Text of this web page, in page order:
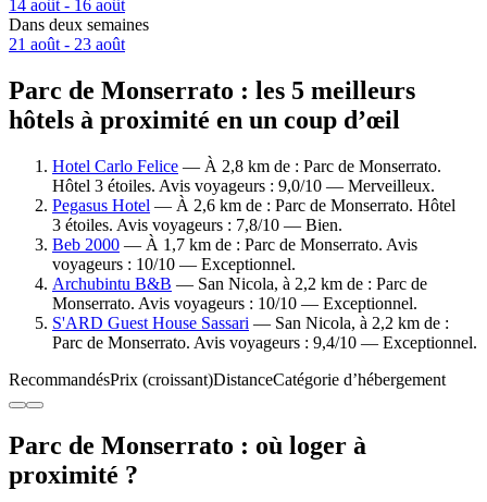
14 août - 16 août
Dans deux semaines
21 août - 23 août
Parc de Monserrato : les 5 meilleurs
hôtels à proximité en un coup d’œil
Hotel Carlo Felice — À 2,8 km de : Parc de Monserrato.
Hôtel 3 étoiles. Avis voyageurs : 9,0/10 — Merveilleux.
Pegasus Hotel — À 2,6 km de : Parc de Monserrato. Hôtel
3 étoiles. Avis voyageurs : 7,8/10 — Bien.
Beb 2000 — À 1,7 km de : Parc de Monserrato. Avis
voyageurs : 10/10 — Exceptionnel.
Archubintu B&B — San Nicola, à 2,2 km de : Parc de
Monserrato. Avis voyageurs : 10/10 — Exceptionnel.
S'ARD Guest House Sassari — San Nicola, à 2,2 km de :
Parc de Monserrato. Avis voyageurs : 9,4/10 — Exceptionnel.
RecommandésPrix (croissant)DistanceCatégorie d’hébergement
Parc de Monserrato : où loger à
proximité ?